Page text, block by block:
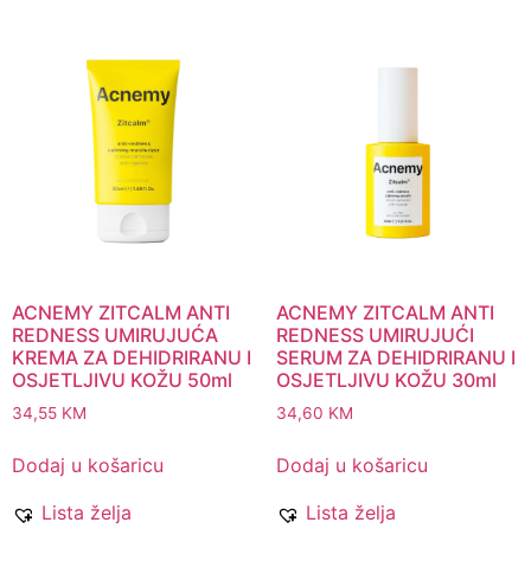
ACNEMY ZITCALM ANTI
REDNESS UMIRUJUĆA
KREMA ZA DEHIDRIRANU I
OSJETLJIVU KOŽU 50ml
34,55 KM
Dodaj u košaricu
Lista želja
ACNEMY ZITCALM ANTI
REDNESS UMIRUJUĆI
SERUM ZA DEHIDRIRANU I
OSJETLJIVU KOŽU 30ml
34,60 KM
Dodaj u košaricu
Lista želja